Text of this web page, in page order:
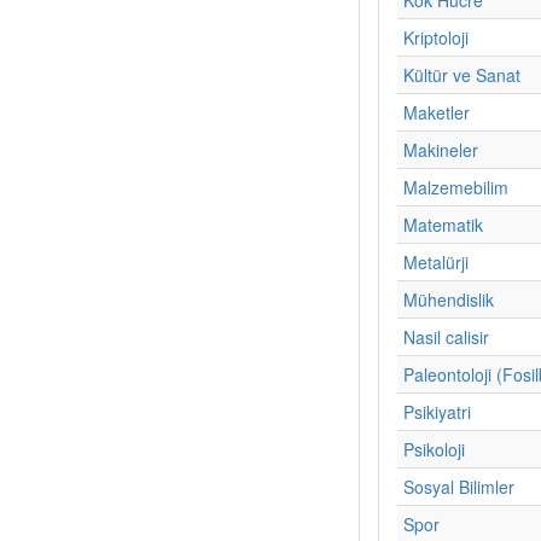
Kriptoloji
Kültür ve Sanat
Maketler
Makineler
Malzemebilim
Matematik
Metalürji
Mühendislik
Nasil calisir
Paleontoloji
Psikiyatri
Psikoloji
Sosyal Bilimler
Spor